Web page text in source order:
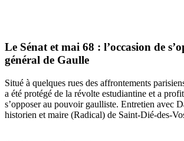
Le Sénat et mai 68 : l’occasion de
général de Gaulle
Situé à quelques rues des affrontements
a été protégé de la révolte estudiantine et a
s’opposer au pouvoir gaulliste. Entretien avec
historien et maire (Radical) de Saint-Dié-des-